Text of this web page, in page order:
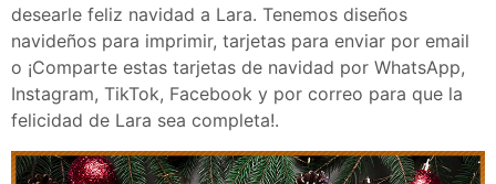
desearle feliz navidad a Lara. Tenemos diseños
navideños para imprimir, tarjetas para enviar por email
o ¡Comparte estas tarjetas de navidad por WhatsApp,
Instagram, TikTok, Facebook y por correo para que la
felicidad de Lara sea completa!.